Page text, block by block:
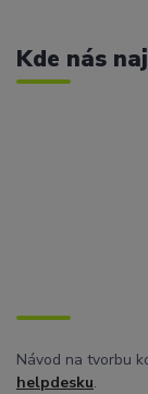
Kde nás
Návod na tvorbu
helpdesku.